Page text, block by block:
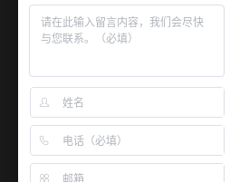
深圳市宝安区燕罗街道物园路6号E